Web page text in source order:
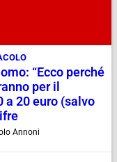
“Ecco perché
per il
a 20 euro (salvo
Annoni